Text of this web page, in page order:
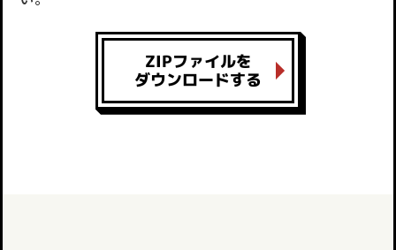
ZIPファイルを
ダウンロードする